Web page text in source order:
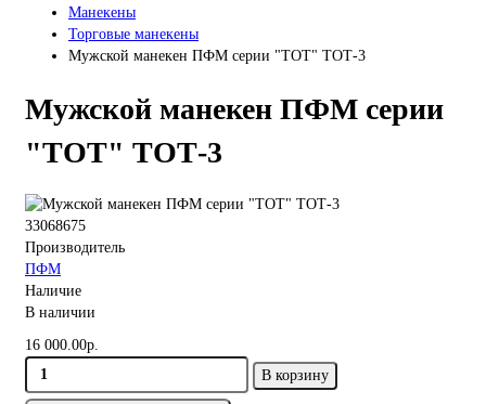
Манекены
Торговые манекены
Мужской манекен ПФМ серии "ТОТ" ТОТ-3
Мужской манекен ПФМ серии
"ТОТ" ТОТ-3
33068675
Производитель
ПФМ
Наличие
В наличии
16 000.00р.
В корзину